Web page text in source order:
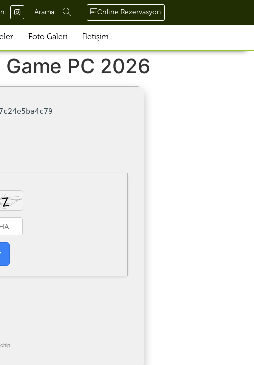
Arama: Online Rezervasyon
Foto Galeri İletişim
PC 2026